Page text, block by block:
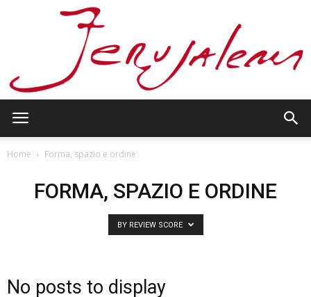
Home Forma, spazio e ordine
FORMA, SPAZIO E ORDINE
BY REVIEW SCORE
No posts to display